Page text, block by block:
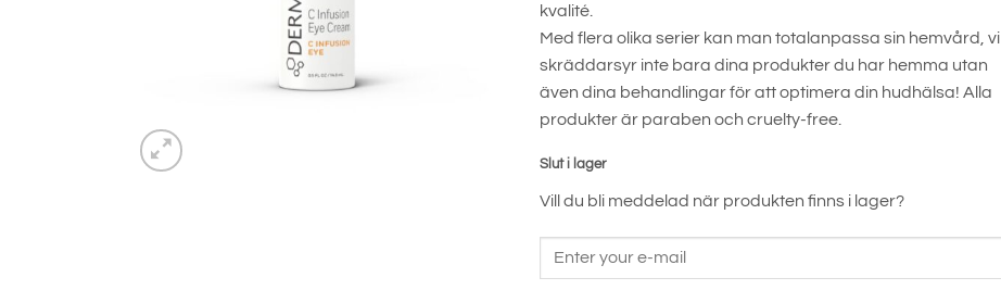
kvalité.
Med flera olika serier kan man totalanpassa sin hemvård, vi
skräddarsyr inte bara dina produkter du har hemma utan
även dina behandlingar för att optimera din hudhälsa! Alla
produkter är paraben och cruelty-free.
Slut i lager
Vill du bli meddelad när produkten finns i lager?